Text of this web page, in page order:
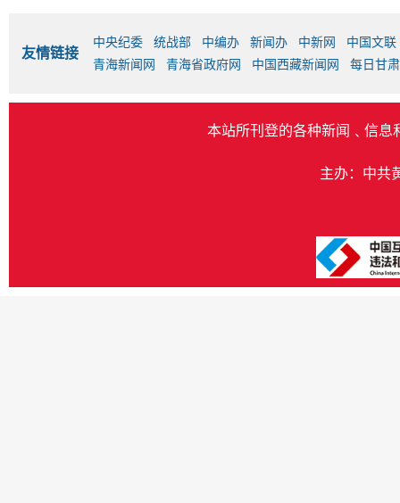
友情链接
中央纪委 统战部 中编办 新闻办 中新网
中国文联
青海新闻网
青海省政府网 中国西藏新闻网 每日甘
本站所刊登的各种新闻﹑信息
主办：中共